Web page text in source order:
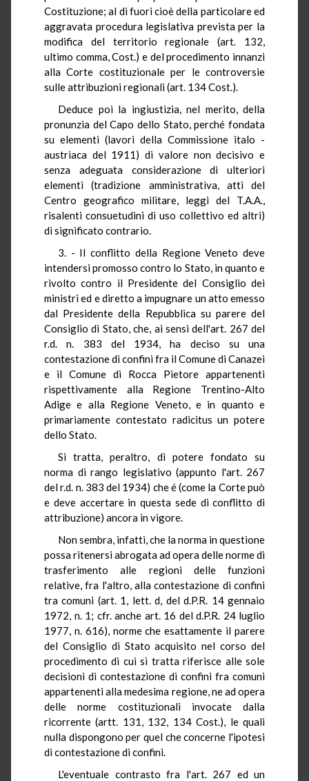
Costituzione; al di fuori cioè della particolare ed
aggravata procedura legislativa prevista per la
modifica del territorio regionale (art. 132,
ultimo comma, Cost.) e del procedimento innanzi
alla Corte costituzionale per le controversie
sulle attribuzioni regionali (art. 134 Cost.).
Deduce poi la ingiustizia, nel merito, della
pronunzia del Capo dello Stato, perché fondata
su elementi (lavori della Commissione italo -
austriaca del 1911) di valore non decisivo e
senza adeguata considerazione di ulteriori
elementi (tradizione amministrativa, atti del
Centro geografico militare, leggi del T.A.A.,
risalenti consuetudini di uso collettivo ed altri)
di significato contrario.
3. - Il conflitto della Regione Veneto deve
intendersi promosso contro lo Stato, in quanto e
rivolto contro il Presidente del Consiglio dei
ministri ed e diretto a impugnare un atto emesso
dal Presidente della Repubblica su parere del
Consiglio di Stato, che, ai sensi dell'art. 267 del
r.d. n. 383 del 1934, ha deciso su una
contestazione di confini fra il Comune di Canazei
e il Comune di Rocca Pietore appartenenti
rispettivamente alla Regione Trentino-Alto
Adige e alla Regione Veneto, e in quanto e
primariamente contestato radicitus un potere
dello Stato.
Si tratta, peraltro, di potere fondato su
norma di rango legislativo (appunto l'art. 267
del r.d. n. 383 del 1934) che é (come la Corte può
e deve accertare in questa sede di conflitto di
attribuzione) ancora in vigore.
Non sembra, infatti, che la norma in questione
possa ritenersi abrogata ad opera delle norme di
trasferimento alle regioni delle funzioni
relative, fra l'altro, alla contestazione di confini
tra comuni (art. 1, lett. d, del d.P.R. 14 gennaio
1972, n. 1; cfr. anche art. 16 del d.P.R. 24 luglio
1977, n. 616), norme che esattamente il parere
del Consiglio di Stato acquisito nel corso del
procedimento di cui si tratta riferisce alle sole
decisioni di contestazione di confini fra comuni
appartenenti alla medesima regione, ne ad opera
delle norme costituzionali invocate dalla
ricorrente (artt. 131, 132, 134 Cost.), le quali
nulla dispongono per quel che concerne l'ipotesi
di contestazione di confini.
L'eventuale contrasto fra l'art. 267 ed un